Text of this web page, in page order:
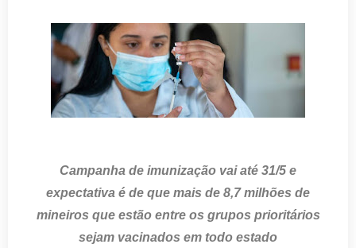
Campanha de imunização vai até 31/5 e
expectativa é de que mais de 8,7 milhões de
mineiros que estão entre os grupos prioritários
sejam vacinados em todo estado